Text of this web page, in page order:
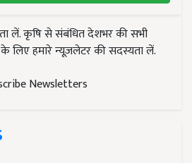
लें. कृषि से संबंधित देशभर की सभी
हमारे न्यूज़लेटर की सदस्यता लें.
Newsletters